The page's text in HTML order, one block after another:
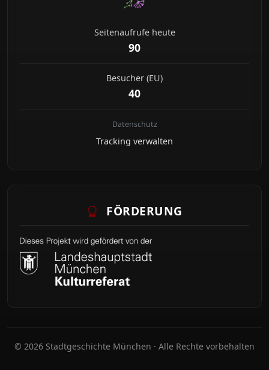
Seitenaufrufe heute
90
Besucher (EU)
40
Datenschutz
Tracking verwalten
FÖRDERUNG
© 2026 Stadtgeschichte München · Alle Rechte vorbehalten